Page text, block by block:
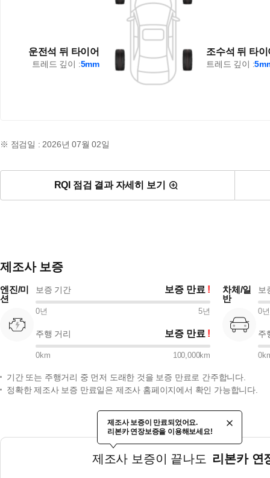
운전석 뒤 타이어
트레드 깊이 :5mm
조수석 뒤 타이
트레드 깊이 :
※ 점검일 : 2026년 07월 02일
RQI 점검 결과 자세히 보기
제조사 보증
엔진/미
션
보증 기간 보증 만료
0년 5년
주행 거리 보증 만료
0km 100,000km
차체/일
반
보
0년
주
0
기간 또는 주행거리 중 먼저 도래한 것을 보증 만료로 간주합니다.
정확한 제조사 보증 만료일은 제조사 홈페이지에서 확인 가능합니다.
제조사 보증이 끝나도 리본카 연
제조사 보증이 만료되었어요.
리본카 연장보증을 이용해보세요!